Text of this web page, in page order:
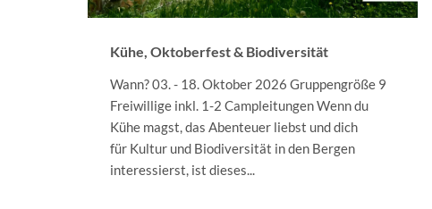
Kühe, Oktoberfest & Biodiversität
Wann? 03. - 18. Oktober 2026 Gruppengröße 9
Freiwillige inkl. 1-2 Campleitungen Wenn du
Kühe magst, das Abenteuer liebst und dich
für Kultur und Biodiversität in den Bergen
interessierst, ist dieses...